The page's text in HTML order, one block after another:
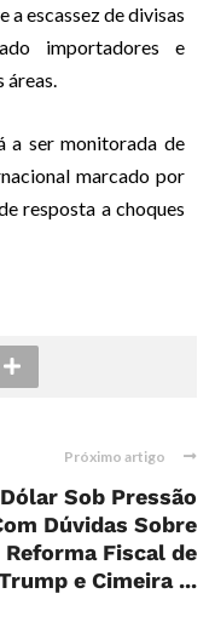
escassez de divisas
importadores e
áreas.
a ser monitorada de
marcado por
resposta a choques
Próximo artigo
Dólar Sob Pressão
Dúvidas Sobre
Reforma Fiscal de
e Cimeira ...